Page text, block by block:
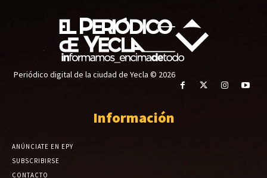
Periódico digital de la ciudad de Yecla © 2026
Información
ANÚNCIATE EN EPY
SUBSCRIBIRSE
CONTACTO